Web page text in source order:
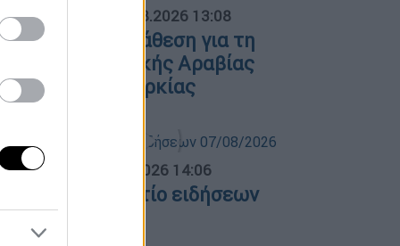
08.08.2026 13:08
αντιπαράθεση για τη
Σαουδικής Αραβίας
και Τουρκίας
07.08.2026 14:06
δελτίο ειδήσεων
08/2026